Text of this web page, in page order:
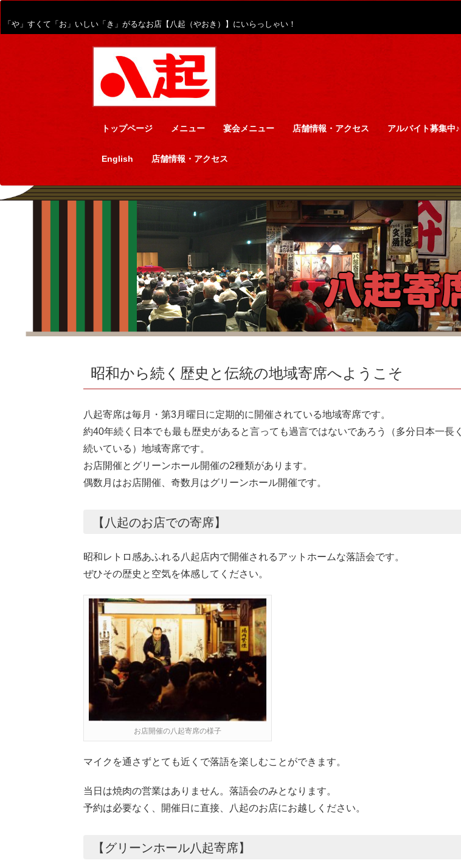
「や」すくて「お」いしい「き」がるなお店【八起（やおき）】にいらっしゃい！
トップページ メニュー 宴会メニュー 店舗情報・アクセス アルバイト募集中♪
English 店舗情報・アクセス
昭和から続く歴史と伝統の地域寄席へようこそ
八起寄席は毎月・第3月曜日に定期的に開催されている地域寄席です。
約40年続く日本でも最も歴史があると言っても過言ではないであろう（多分日本一長く
続いている）地域寄席です。
お店開催とグリーンホール開催の2種類があります。
偶数月はお店開催、奇数月はグリーンホール開催です。
【八起のお店での寄席】
昭和レトロ感あふれる八起店内で開催されるアットホームな落語会です。
ぜひその歴史と空気を体感してください。
お店開催の八起寄席の様子
マイクを通さずとても近くで落語を楽しむことができます。
当日は焼肉の営業はありません。落語会のみとなります。
予約は必要なく、開催日に直接、八起のお店にお越しください。
【グリーンホール八起寄席】